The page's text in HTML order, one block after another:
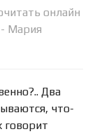
онлайн
Мария
Два
что-
говорит